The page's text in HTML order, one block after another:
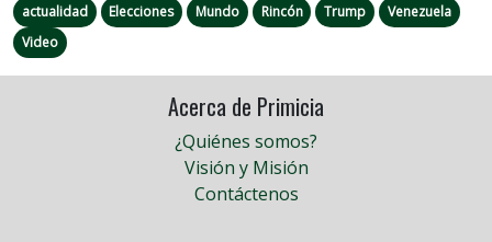
actualidad Elecciones Mundo Rincón Trump
Venezuela
Video
Acerca de Primicia
¿Quiénes somos?
Visión y Misión
Contáctenos